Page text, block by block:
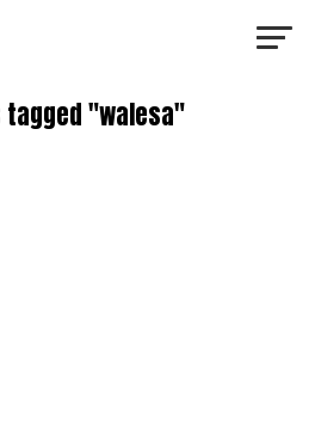
tagged "walesa"